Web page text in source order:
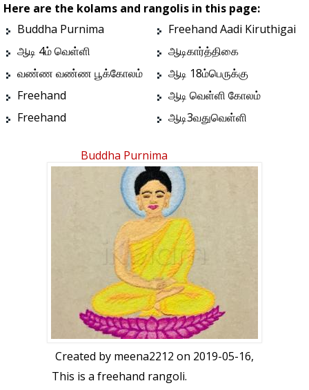
Here are the kolams and rangolis in this page:
Buddha Purnima
Freehand Aadi Kiruthigai
ஆடி 4ம் வெள்ளி
ஆடிகார்த்திகை
வண்ண வண்ண பூக்கோலம்
ஆடி 18ம்பெருக்கு
Freehand
ஆடி வெள்ளி கோலம்
Freehand
ஆடி3வதுவெள்ளி
Buddha Purnima
Created by meena2212 on 2019-05-16,
This is a freehand rangoli.